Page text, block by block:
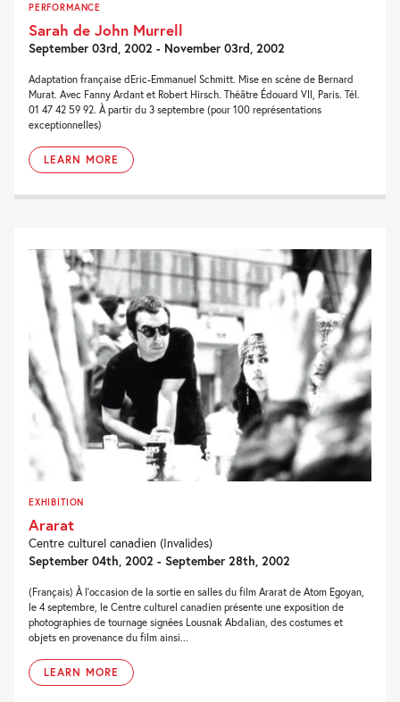
PERFORMANCE
Sarah de John Murrell
September 03rd, 2002 - November 03rd, 2002
Adaptation française dEric-Emmanuel Schmitt. Mise en scène de Bernard
Murat. Avec Fanny Ardant et Robert Hirsch. Théâtre Édouard VII, Paris. Tél.
01 47 42 59 92. À partir du 3 septembre (pour 100 représentations
exceptionnelles)
LEARN MORE
EXHIBITION
Ararat
Centre culturel canadien (Invalides)
September 04th, 2002 - September 28th, 2002
(Français) À l'occasion de la sortie en salles du film Ararat de Atom Egoyan,
le 4 septembre, le Centre culturel canadien présente une exposition de
photographies de tournage signées Lousnak Abdalian, des costumes et
objets en provenance du film ainsi...
LEARN MORE